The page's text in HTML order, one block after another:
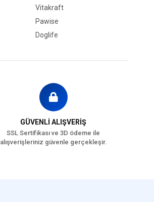
Vitakraft
Pawise
Doglife
GÜVENLİ ALIŞVERİŞ
SSL Sertifikası ve 3D ödeme ile
alışverişleriniz güvenle gerçekleşir.